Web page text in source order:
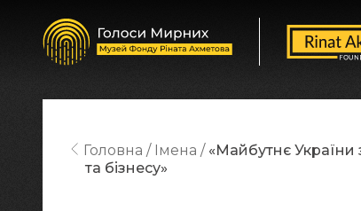
Головна Імена
«Майбутнє України
та бізнесу»